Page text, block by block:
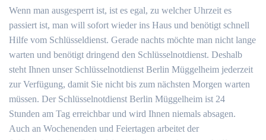
Wenn man ausgesperrt ist, ist es egal, zu welcher Uhrzeit es
passiert ist, man will sofort wieder ins Haus und benötigt schnell
Hilfe vom Schlüsseldienst. Gerade nachts möchte man nicht lange
warten und benötigt dringend den Schlüsselnotdienst. Deshalb
steht Ihnen unser Schlüsselnotdienst Berlin Müggelheim jederzeit
zur Verfügung, damit Sie nicht bis zum nächsten Morgen warten
müssen. Der Schlüsselnotdienst Berlin Müggelheim ist 24
Stunden am Tag erreichbar und wird Ihnen niemals absagen.
Auch an Wochenenden und Feiertagen arbeitet der